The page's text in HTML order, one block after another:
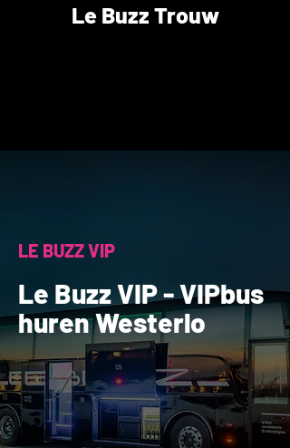
Le Buzz Trouw
LE BUZZ VIP
Le Buzz VIP - VIPbus
huren Westerlo